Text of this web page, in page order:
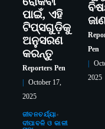
ପାଇଁ, ଏହି
ଟିପ୍ସଗୁଡ଼ିକୁ
ଅନୁସରଣ
କରନ୍ତୁ
Reporters Pen
October 17,
2025
Pen
2025
ଜୀବନଚର୍ଯ୍ୟା
ଦୀପାବଳି ଓ କାଳୀ